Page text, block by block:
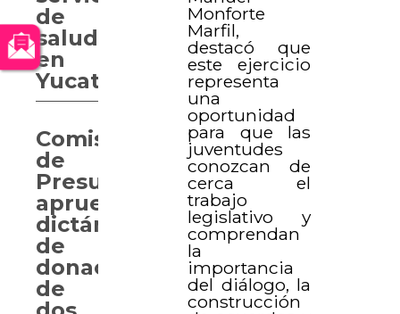
Monforte
Marfil,
destacó que
este ejercicio
representa
una
oportunidad
para que las
juventudes
conozcan de
cerca el
trabajo
legislativo y
comprendan
la
importancia
del diálogo, la
construcción
de
salud
en
Yucatán
Comisión
de
Presupuesto
aprueba
dictámenes
de
donación
de